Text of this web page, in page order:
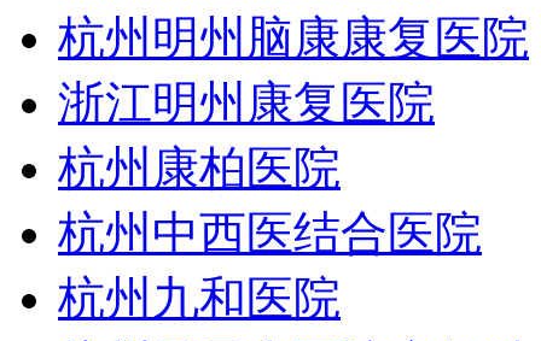
杭州明州脑康康复医院
浙江明州康复医院
杭州康柏医院
杭州中西医结合医院
杭州九和医院